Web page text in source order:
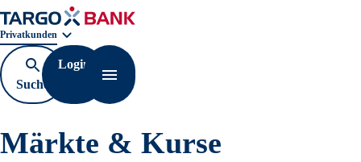
Geschäftsbereichnavigation. Aktuelle Auswahl:
Privatkunden
Suche
öffnen
Login
Navigation öffnen
Märkte & Kurse